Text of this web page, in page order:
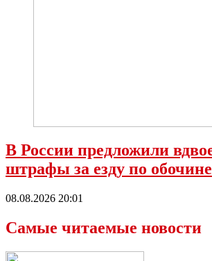
В России предложили
штрафы за езду по обочине
08.08.2026 20:01
Самые читаемые новости